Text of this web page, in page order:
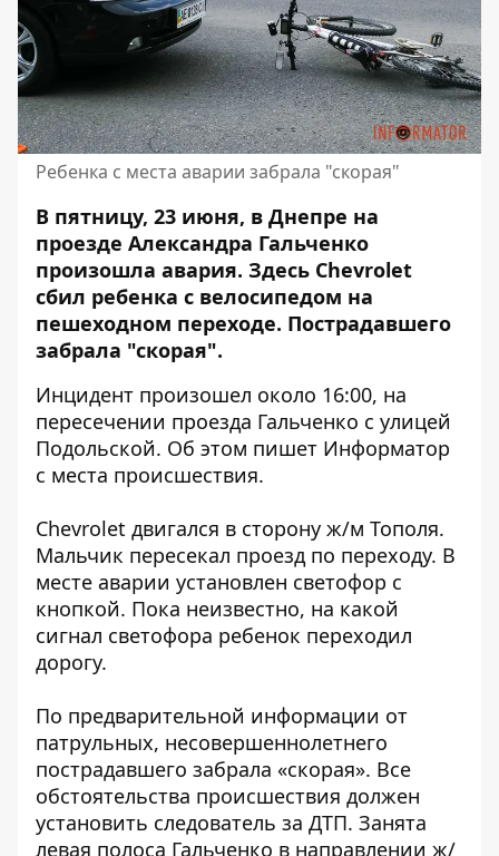
Ребенка с места аварии забрала "скорая"
В пятницу, 23 июня, в Днепре на
проезде Александра Гальченко
произошла авария. Здесь Chevrolet
сбил ребенка с велосипедом на
пешеходном переходе. Пострадавшего
забрала "скорая".
Инцидент произошел около 16:00, на
пересечении проезда Гальченко с улицей
Подольской. Об этом пишет Информатор
с места происшествия.
Chevrolet двигался в сторону ж/м Тополя.
Мальчик пересекал проезд по переходу. В
месте аварии установлен светофор с
кнопкой. Пока неизвестно, на какой
сигнал светофора ребенок переходил
дорогу.
По предварительной информации от
патрульных, несовершеннолетнего
пострадавшего забрала «скорая». Все
обстоятельства происшествия должен
установить следователь за ДТП. Занята
левая полоса Гальченко в направлении ж/